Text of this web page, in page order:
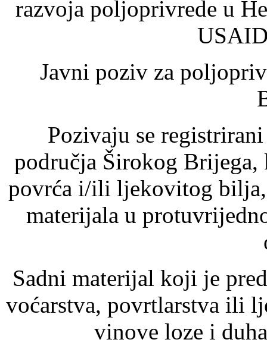
razvoja poljoprivrede u
Javni poziv za
Pozivaju se
područja Širokog
povrća i/ili ljekovitog bilja,
materijala u
Sadni materijal koji je
voćarstva, povrtlarstva ili
vinove loze i